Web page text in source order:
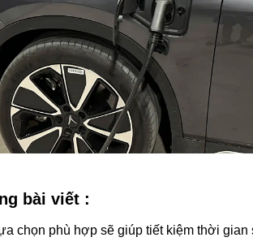
bài viết :
chọn phù hợp sẽ giúp tiết kiệm thời gian